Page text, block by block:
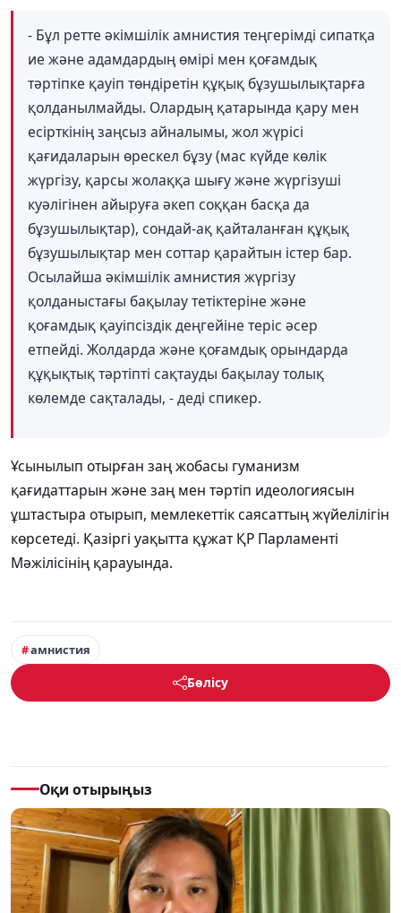
- Бұл ретте әкімшілік амнистия теңгерімді сипатқа
ие және адамдардың өмірі мен қоғамдық
тәртіпке қауіп төндіретін құқық бұзушылықтарға
қолданылмайды. Олардың қатарында қару мен
есірткінің заңсыз айналымы, жол жүрісі
қағидаларын өрескел бұзу (мас күйде көлік
жүргізу, қарсы жолаққа шығу және жүргізуші
куәлігінен айыруға әкеп соққан басқа да
бұзушылықтар), сондай-ақ қайталанған құқық
бұзушылықтар мен соттар қарайтын істер бар.
Осылайша әкімшілік амнистия жүргізу
қолданыстағы бақылау тетіктеріне және
қоғамдық қауіпсіздік деңгейіне теріс әсер
етпейді. Жолдарда және қоғамдық орындарда
құқықтық тәртіпті сақтауды бақылау толық
көлемде сақталады, - деді спикер.
Ұсынылып отырған заң жобасы гуманизм
қағидаттарын және заң мен тәртіп идеологиясын
ұштастыра отырып, мемлекеттік саясаттың жүйелілігін
көрсетеді. Қазіргі уақытта құжат ҚР Парламенті
Мәжілісінің қарауында.
амнистия
Бөлісу
Оқи отырыңыз